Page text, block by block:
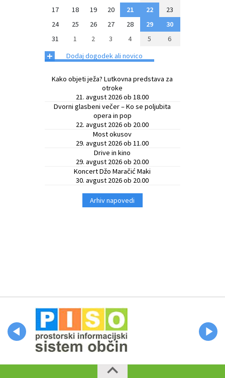
17
18 19 20 21 22
23
24
25 26 27 28 29
30
31
1 2 3 4 5 6
+ Dodaj dogodek ali novico
Kako objeti ježa? Lutkovna predstava za
otroke
21. avgust 2026 ob 18.00
Dvorni glasbeni večer – Ko se poljubita
opera in pop
22. avgust 2026 ob 20.00
Most okusov
29. avgust 2026 ob 11.00
Drive in kino
29. avgust 2026 ob 20.00
Koncert Džo Maračić Maki
30. avgust 2026 ob 20.00
Arhiv napovedi